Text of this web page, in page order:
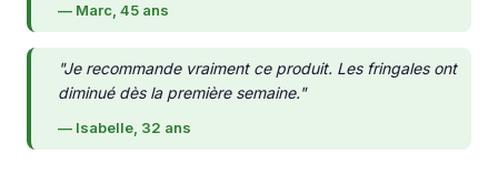
— Marc, 45 ans
"Je recommande vraiment ce produit. Les fringales ont
diminué dès la première semaine."
— Isabelle, 32 ans